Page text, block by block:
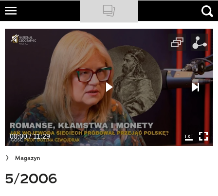
Skip
main
NATIONAL GEOGRAPHIC
Newsletter
Cuda Polski
Wielki Konkurs Fotograficzny
Trendbook Podróżniczy
00:00 / 11:29
Magazyn
5/2006